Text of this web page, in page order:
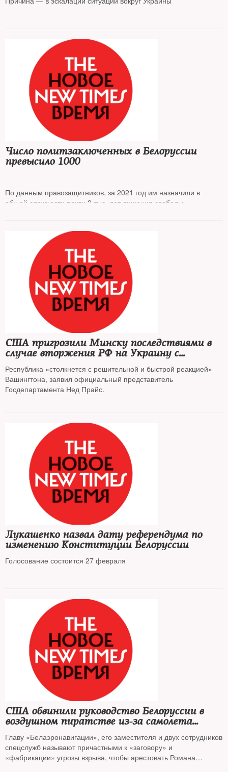
Число политзаключенных в Белоруссии
превысило 1000
По данным правозащитников, за 2021 год им назначили в
общей сложности почти 2 тыс. лет лишения свободы
США пригрозили Минску последствиями в
случае вторжения РФ на Украину с
территории Белоруссии
Республика «столкнется с решительной и быстрой реакцией»
Вашингтона, заявил официальный представитель
Госдепартамента Нед Прайс.
Лукашенко назвал дату референдума по
изменению Конституции Белоруссии
Голосование состоится 27 февраля
США обвинили руководство Белоруссии в
воздушном пиратстве из-за самолета
Ryanair
Главу «Белаэронавигации», его заместителя и двух сотрудников
спецслужб называют причастными к «заговору» и
«фабрикации» угрозы взрыва, чтобы арестовать Романа